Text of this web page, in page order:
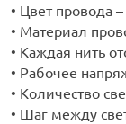
• Цвет провода
• Материал
• Каждая нить
• Рабочее
• Количество
• Шаг между